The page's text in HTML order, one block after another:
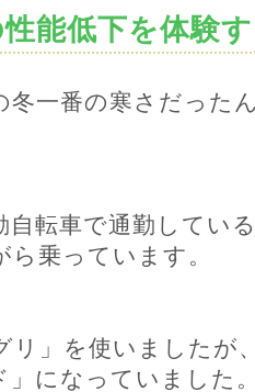
能低下を体験
冬一番の寒さだった
自転車で通勤してい
乗っています。
リ」を使いましたが
」になっていました